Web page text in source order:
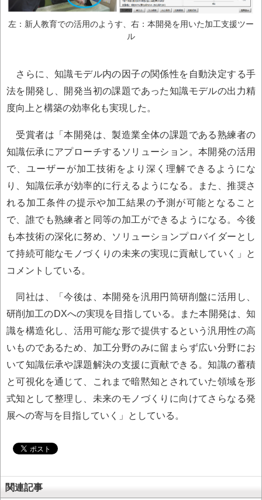
左：新人教育での活用のようす、右：本開発を用いた加工支援ツー
ル
さらに、知識モデル内の因子の関係性を自動決定する手
法を開発し、開発当初の課題であった知識モデルの出力精
度向上と構築の効率化も実現した。
受賞者は「本開発は、製造業全体の課題である熟練者の
知識伝承にアプローチするソリューション。本開発の活用
で、ユーザーが加工技術をより深く理解できるようにな
り、知識伝承が効率的に行えるようになる。また、推奨さ
れる加工条件の提示や加工結果の予測が可能となること
で、誰でも熟練者と同等の加工ができるようになる。今後
も本技術の深化に努め、ソリューションプロバイダーとし
て持続可能なモノづくりの未来の実現に貢献していく」と
コメントしている。
同社は、「今後は、本開発を汎用円筒研削盤に活用し、
研削加工のDXへの実現を目指している。また本開発は、知
識を構造化し、活用可能な形で提供するという汎用性の高
いものであるため、加工分野のみに留まらず広い分野にお
いて知識伝承や課題解決の支援に貢献できる。知識の蓄積
と可視化を通じて、これまで暗黙知とされていた領域を形
式知として整理し、未来のモノづくりに向けてさらなる発
展への寄与を目指していく」としている。
関連記事